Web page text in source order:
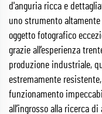
d'anguria ricca e
uno strumento
oggetto fotografico
grazie all’esperienza
produzione industriale,
estremamente
funzionamento
all’ingrosso alla ricerca